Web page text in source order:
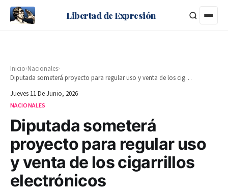
Libertad de Expresión
Inicio›Nacionales›
Diputada someterá proyecto para regular uso y venta de los cigarrillos electrónicos
Jueves 11 De Junio, 2026
NACIONALES
Diputada someterá
proyecto para regular uso
y venta de los cigarrillos
electrónicos